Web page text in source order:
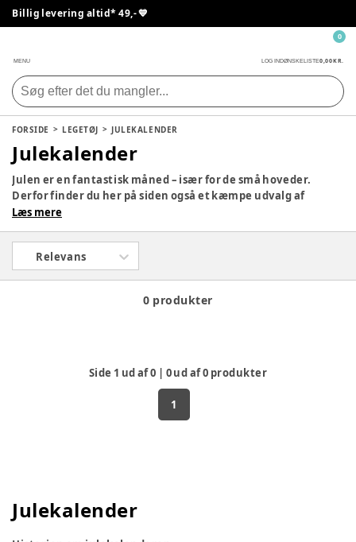
Billig levering altid* 49,- 💙
MENU LOG INDØNSKELISTE0,00 KR.
0
FORSIDE LEGETØJ JULEKALENDER
Julekalender
Julen er en fantastisk måned – især for de små hoveder.
Derfor finder du her på siden også et kæmpe udvalg af
julekalendere, så dit barn kan få en lille gave hver dag i
om der ikke er en, som vil falde i god jord hjemme hos jer.
Læs mere
Relevans
0 produkter
Side 1 ud af0 | 0ud af0 produkter
1
Julekalender